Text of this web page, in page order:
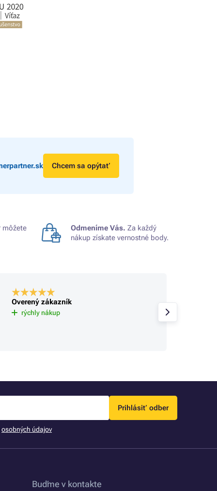
Chcem sa opýtať
môžete
Odmeníme Vás. Za každý
nákup získate vernostné body.
Overený zákazník
rýchly nákup
Prihlásiť odber
osobných údajov
Buďme v kontakte